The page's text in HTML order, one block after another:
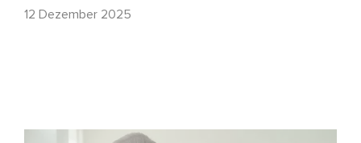
12 Dezember 2025
Macht, Geheimnisse, Manipulation – wer zieht die Fäden